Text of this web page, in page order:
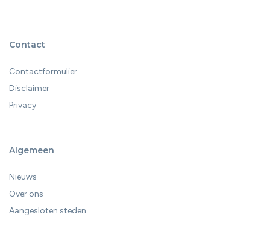
Contact
Contactformulier
Disclaimer
Privacy
Algemeen
Nieuws
Over ons
Aangesloten steden